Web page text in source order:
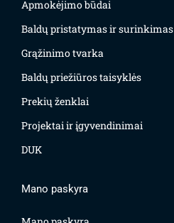
Apmokėjimo būdai
Baldų pristatymas ir surinkimas
Grąžinimo tvarka
Baldų priežiūros taisyklės
Prekių ženklai
Projektai ir įgyvendinimai
DUK
Mano paskyra